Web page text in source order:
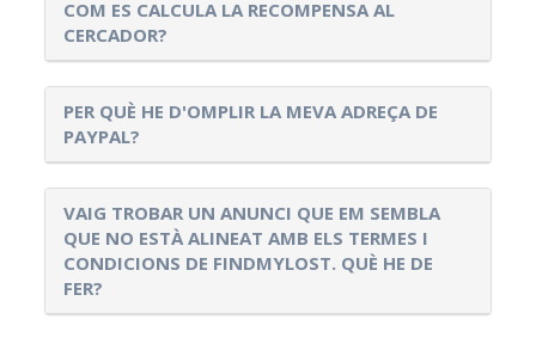
COM ES CALCULA LA RECOMPENSA AL
CERCADOR?
PER QUÈ HE D'OMPLIR LA MEVA ADREÇA DE
PAYPAL?
VAIG TROBAR UN ANUNCI QUE EM SEMBLA
QUE NO ESTÀ ALINEAT AMB ELS TERMES I
CONDICIONS DE FINDMYLOST. QUÈ HE DE
FER?